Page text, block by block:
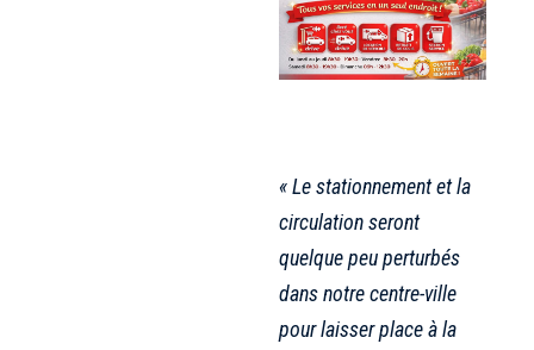
« Le stationnement et la
circulation seront
quelque peu perturbés
dans notre centre-ville
pour laisser place à la